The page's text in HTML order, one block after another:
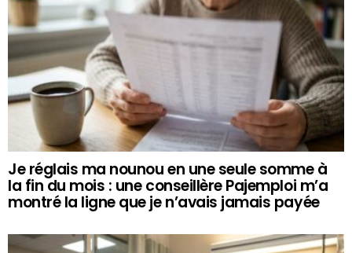
Je réglais ma nounou en une seule somme à
la fin du mois : une conseillère Pajemploi m’a
montré la ligne que je n’avais jamais payée